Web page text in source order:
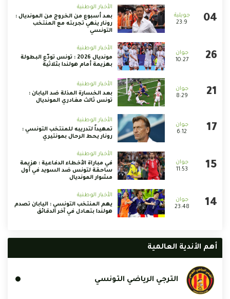
23:9
الأخبار الوطنية
بعد أسبوع من الخروج من المونديال :
رونار ينهي تجربته مع المنتخب
التونسي
10:27
الأخبار الوطنية
مونديال 2026 : تونس تودّع البطولة
بهزيمة أمام هولندا بثلاثية
8:29
الأخبار الوطنية
بعد الخسارة المذلة ضد اليابان :
تونس ثالث مغادري المونديال
6:12
الأخبار الوطنية
تمهيداً لتدريبه للمنتخب التونسي :
رونار يحط الرحال بمونتيري
11:53
الأخبار الوطنية
في مباراة الأخطاء الدفاعية : هزيمة
ساحقة لتونس ضد السويد في أول
مشوار المونديال
23:48
الأخبار الوطنية
يهم المنتخب التونسي : اليابان تصدم
هولندا بتعادل في آخر الدقائق
أهم الأندية العالمية
الترجي الرياضي التونسي